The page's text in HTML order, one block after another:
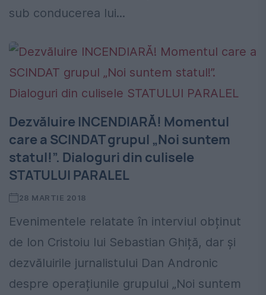
sub conducerea lui...
Dezvăluire INCENDIARĂ! Momentul
care a SCINDAT grupul „Noi suntem
statul!”. Dialoguri din culisele
STATULUI PARALEL
28 MARTIE 2018
Evenimentele relatate în interviul obținut
de Ion Cristoiu lui Sebastian Ghiță, dar și
dezvăluirile jurnalistului Dan Andronic
despre operațiunile grupului „Noi suntem